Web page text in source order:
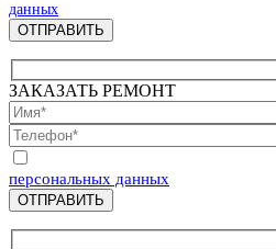
данных
ЗАКАЗАТЬ РЕМОНТ
персональных данных